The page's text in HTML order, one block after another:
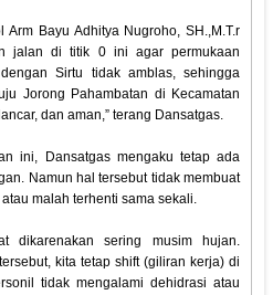
Bayu Adhitya Nugroho, SH.,M.T.r
jalan di titik 0 ini agar permukaan
Sirtu tidak amblas, sehingga
Jorong Pahambatan di Kecamatan
dan aman,” terang Dansatgas.
ini, Dansatgas mengaku tetap ada
Namun hal tersebut tidak membuat
malah terhenti sama sekali.
dikarenakan sering musim hujan.
kita tetap shift (giliran kerja) di
tidak mengalami dehidrasi atau